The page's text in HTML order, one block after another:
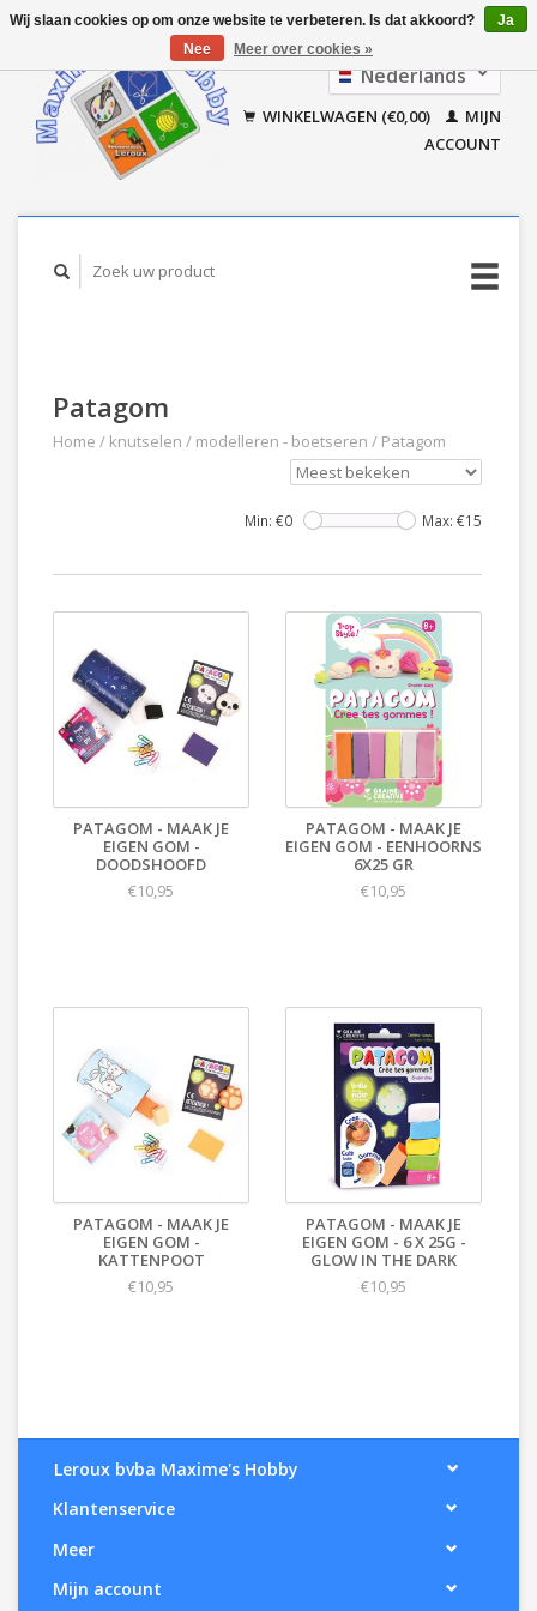
Nederlands
Français
WINKELWAGEN (€0,00)
MIJN
ACCOUNT
Patagom
Home / knutselen / modelleren - boetseren / Patagom
Min: €0 Max: €15
PATAGOM - MAAK JE
EIGEN GOM -
DOODSHOOFD
€10,95
PATAGOM - MAAK JE
EIGEN GOM - EENHOORNS
6X25 GR
€10,95
PATAGOM - MAAK JE
EIGEN GOM -
KATTENPOOT
€10,95
PATAGOM - MAAK JE
EIGEN GOM - 6 X 25G -
GLOW IN THE DARK
€10,95
Leroux bvba Maxime's Hobby
Klantenservice
Meer
Mijn account
Wij slaan cookies op om onze website te verbeteren. Is dat akkoord?
Ja
Nee
Meer over cookies »